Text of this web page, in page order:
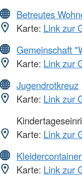
Betreutes
Karte: Link zur
Gemeinschaft
Karte: Link zur
Jugendrotkreuz
Karte: Link zur
Karte: Link zur
Kleidercontainer
Karte: Link zur